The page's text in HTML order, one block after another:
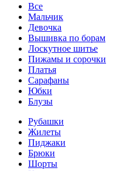
Все
Мальчик
Девочка
Вышивка по борам
Лоскутное шитье
Пижамы и сорочки
Платья
Сарафаны
Юбки
Блузы
Рубашки
Жилеты
Пиджаки
Брюки
Шорты